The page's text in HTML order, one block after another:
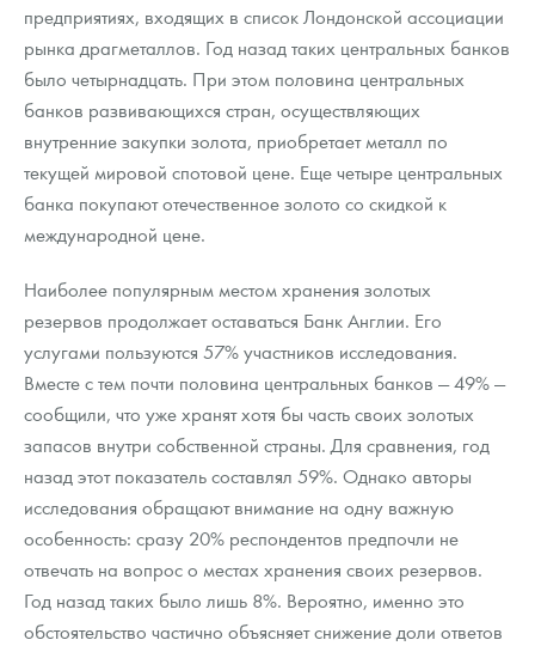
предприятиях, входящих в список Лондонской ассоциации
рынка драгметаллов. Год назад таких центральных банков
было четырнадцать. При этом половина центральных
банков развивающихся стран, осуществляющих
внутренние закупки золота, приобретает металл по
текущей мировой спотовой цене. Еще четыре центральных
банка покупают отечественное золото со скидкой к
международной цене.
Наиболее популярным местом хранения золотых
резервов продолжает оставаться Банк Англии. Его
услугами пользуются 57% участников исследования.
Вместе с тем почти половина центральных банков — 49% —
сообщили, что уже хранят хотя бы часть своих золотых
запасов внутри собственной страны. Для сравнения, год
назад этот показатель составлял 59%. Однако авторы
исследования обращают внимание на одну важную
особенность: сразу 20% респондентов предпочли не
отвечать на вопрос о местах хранения своих резервов.
Год назад таких было лишь 8%. Вероятно, именно это
обстоятельство частично объясняет снижение доли ответов